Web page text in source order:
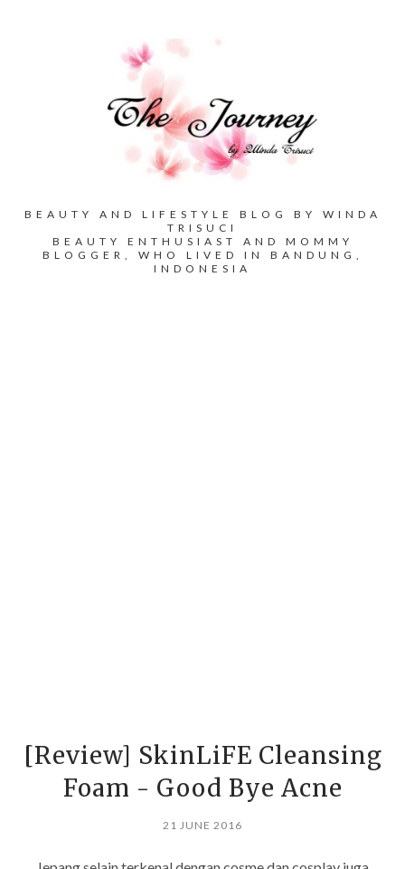
BEAUTY AND LIFESTYLE BLOG BY WINDA
TRISUCI
BEAUTY ENTHUSIAST AND MOMMY
BLOGGER, WHO LIVED IN BANDUNG,
INDONESIA
[Review] SkinLiFE Cleansing
Foam - Good Bye Acne
21 JUNE 2016